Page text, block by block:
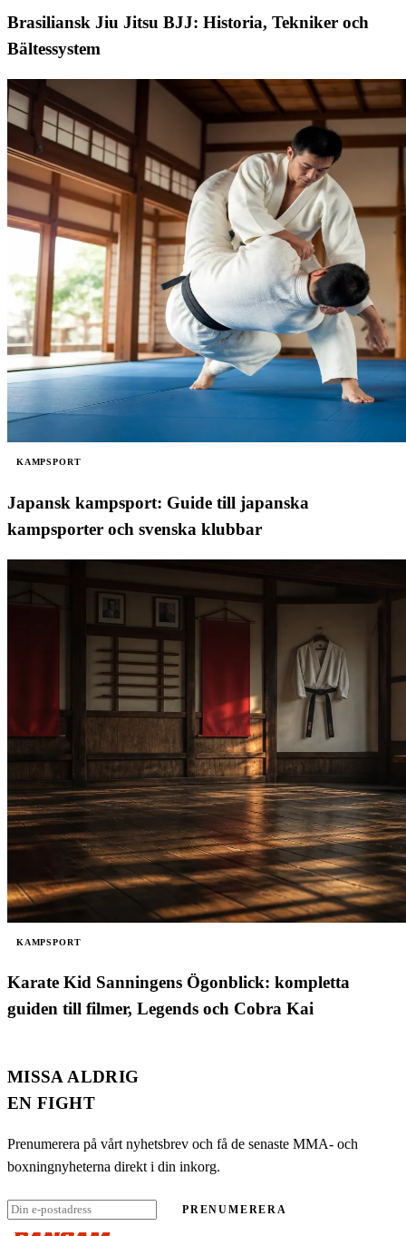
Brasiliansk Jiu Jitsu BJJ: Historia, Tekniker och
Bältessystem
KAMPSPORT
Japansk kampsport: Guide till japanska
kampsporter och svenska klubbar
KAMPSPORT
Karate Kid Sanningens Ögonblick: kompletta
guiden till filmer, Legends och Cobra Kai
MISSA ALDRIG
EN FIGHT
Prenumerera på vårt nyhetsbrev och få de senaste MMA- och
boxningnyheterna direkt i din inkorg.
PRENUMERERA